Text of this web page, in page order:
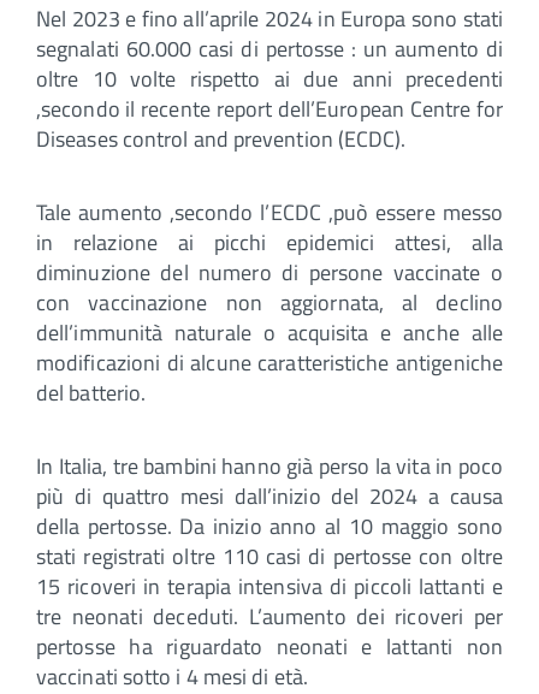
Nel 2023 e fino all’aprile 2024 in Europa sono stati
segnalati 60.000 casi di pertosse : un aumento di
oltre 10 volte rispetto ai due anni precedenti
,secondo il recente report dell’European Centre for
Diseases control and prevention (ECDC).
Tale aumento ,secondo l’ECDC ,può essere messo
in relazione ai picchi epidemici attesi, alla
diminuzione del numero di persone vaccinate o
con vaccinazione non aggiornata, al declino
dell’immunità naturale o acquisita e anche alle
modificazioni di alcune caratteristiche antigeniche
del batterio.
In Italia, tre bambini hanno già perso la vita in poco
più di quattro mesi dall’inizio del 2024 a causa
della pertosse. Da inizio anno al 10 maggio sono
stati registrati oltre 110 casi di pertosse con oltre
15 ricoveri in terapia intensiva di piccoli lattanti e
tre neonati deceduti. L’aumento dei ricoveri per
pertosse ha riguardato neonati e lattanti non
vaccinati sotto i 4 mesi di età.